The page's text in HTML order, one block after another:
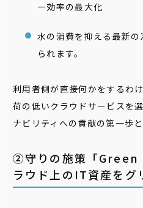
ー効率の最大化
水の消費を抑える最新
られます。
利用者側が直接何かをするわ
荷の低いクラウドサービスを
ナビリティへの貢献の第一歩と
②守りの施策「
ラウド上のIT資産をグ